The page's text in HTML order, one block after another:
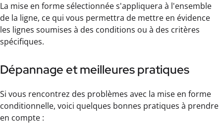
La mise en forme sélectionnée s'appliquera à l'ensemble
de la ligne, ce qui vous permettra de mettre en évidence
les lignes soumises à des conditions ou à des critères
spécifiques.
Dépannage et meilleures pratiques
Si vous rencontrez des problèmes avec la mise en forme
conditionnelle, voici quelques bonnes pratiques à prendre
en compte :